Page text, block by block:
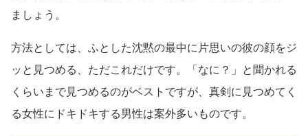
ましょう。
方法としては、ふとした沈黙の最中に片思いの彼の顔をジ
ッと見つめる、ただこれだけです。「なに？」と聞かれる
くらいまで見つめるのがベストですが、真剣に見つめてく
る女性にドキドキする男性は案外多いものです。